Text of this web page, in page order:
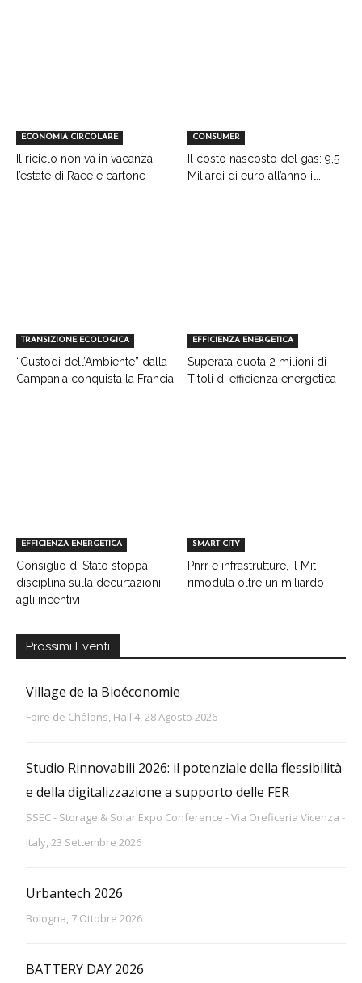
ECONOMIA CIRCOLARE
Il riciclo non va in vacanza,
l’estate di Raee e cartone
CONSUMER
Il costo nascosto del gas: 9,5
Miliardi di euro all’anno il...
TRANSIZIONE ECOLOGICA
“Custodi dell’Ambiente” dalla
Campania conquista la Francia
EFFICIENZA ENERGETICA
Superata quota 2 milioni di
Titoli di efficienza energetica
EFFICIENZA ENERGETICA
Consiglio di Stato stoppa
disciplina sulla decurtazioni
agli incentivi
SMART CITY
Pnrr e infrastrutture, il Mit
rimodula oltre un miliardo
Prossimi Eventi
Village de la Bioéconomie
Foire de Châlons, Hall 4, 28 Agosto 2026
Studio Rinnovabili 2026: il potenziale della flessibilità
e della digitalizzazione a supporto delle FER
SSEC - Storage & Solar Expo Conference - Via Oreficeria Vicenza -
Italy, 23 Settembre 2026
Urbantech 2026
Bologna, 7 Ottobre 2026
BATTERY DAY 2026